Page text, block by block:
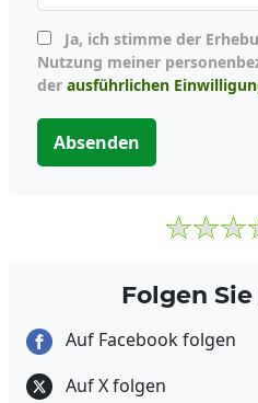
Nutzung meiner
der ausführlichen
Absenden
Folgen
Auf Facebook folgen
Auf X folgen